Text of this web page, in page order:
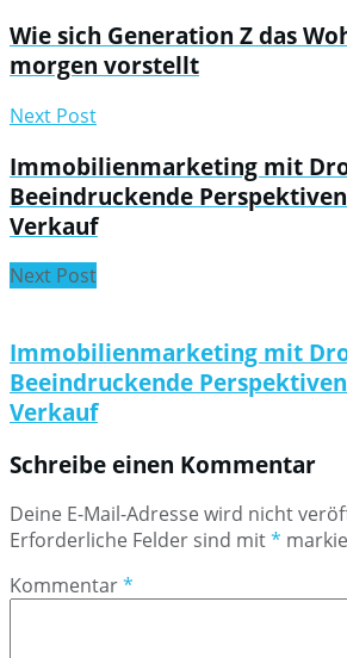
Wie sich Generation Z das
morgen vorstellt
Next Post
Immobilienmarketing mit
Beeindruckende
Verkauf
Next Post
Immobilienmarketing mit
Beeindruckende
Verkauf
Schreibe einen Kommentar
Deine E-Mail-Adresse wird nicht
Erforderliche Felder sind mit*
Kommentar*